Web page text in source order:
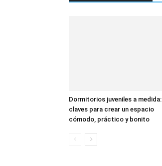
Dormitorios juveniles a medida:
claves para crear un espacio
cómodo, práctico y bonito